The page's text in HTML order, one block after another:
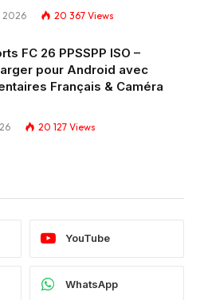
2026 20 367 Views
FC 26 PPSSPP ISO –
pour Android avec
Français & Caméra
20 127 Views
YouTube
WhatsApp